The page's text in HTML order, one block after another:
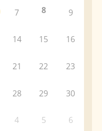
7 8 9
14 15 16
21 22 23
28 29 30
4 5 6